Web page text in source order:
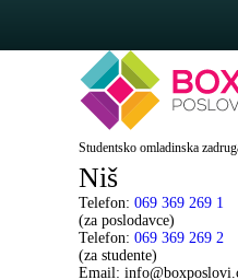
Studentsko omladinska
Niš
Telefon: 069 369 269 1
(za poslodavce)
Telefon: 069 369 269 2
(za studente)
Email: